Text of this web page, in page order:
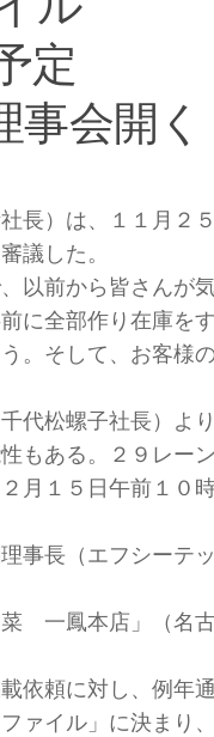
定
会開く
）は、１１月２
議した。
前から皆さんが
に全部作り在庫
。そして、お客
松螺子社長）よ
もある。２９レ
月１５日午前１
長（エフシーテ
一鳳本店」（名
頼に対し、例年
イル」に決まり